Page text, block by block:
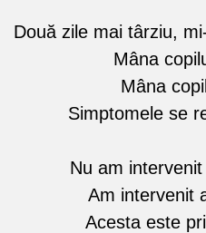
Două zile mai târziu,
Mâna
Mâna
Simptomele se
Nu am
Am intervenit
Acesta este